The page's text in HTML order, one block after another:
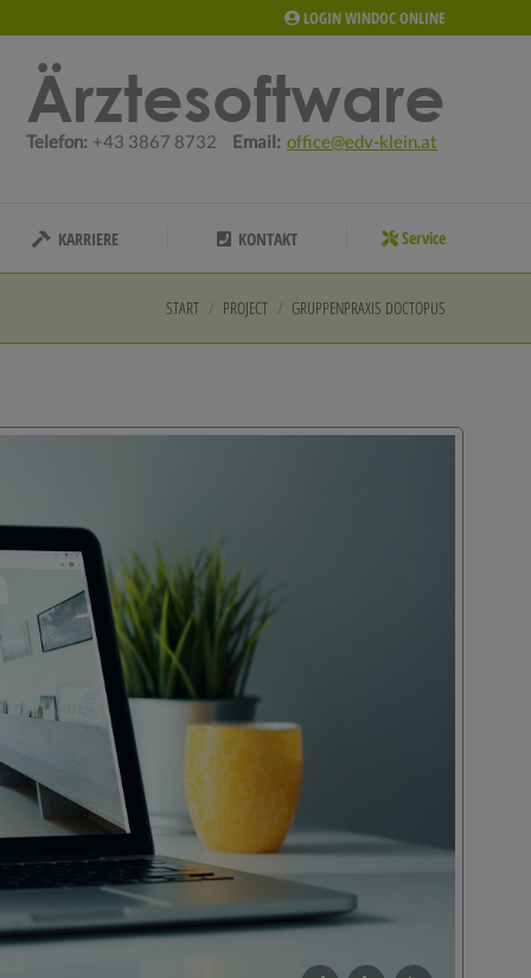
LOGIN WINDOC ONLINE
Ärztesoftware
Telefon: +43 3867 8732 Email: office@edv-klein.at
KARRIERE KONTAKT Service
Sie befinden sich hier:
START PROJECT GRUPPENPRAXIS DOCTOPUS
KARRIERE KONTAKT Service